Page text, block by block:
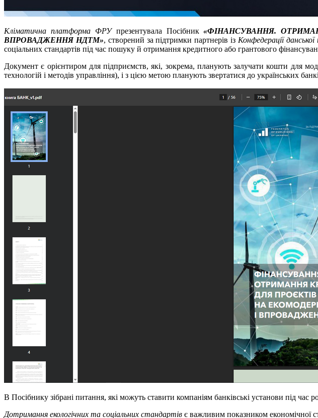
Кліматична платформа ФРУпрезентувала Посібник«ФІНАНСУВАННЯ.
ВПРОВАДЖЕННЯ НДТМ», створений за підтримки партнерів із Конфедерації
соціальних стандартів під час пошуку й отримання кредитного або грантового
Документ є орієнтиром для підприємств, які, зокрема, планують залучати кошти для
технологій і методів управління), і з цією метою планують звертатися до українських
В Посібнику зібрані питання, які можуть ставити компаніям банківські установи під час
Дотримання екологічних та соціальних стандартів є важливим показником економічної